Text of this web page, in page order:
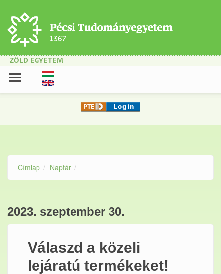
ZÖLD EGYETEM
Címlap Naptár
2023. szeptember 30.
Válaszd a közeli
lejáratú termékeket!